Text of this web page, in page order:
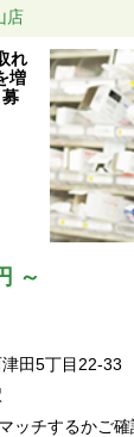
店
れ
増
～
田5丁目22-33
ッチするかご確